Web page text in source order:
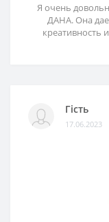
Я очень
ДАНА. Она
креативность
Гість
17.06.2023